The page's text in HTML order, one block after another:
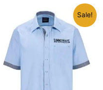
Sale!